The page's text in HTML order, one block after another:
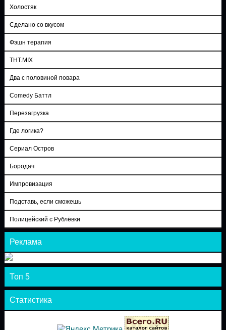
Холостяк
Сделано со вкусом
Фэшн терапия
ТНТ.MIX
Два с половиной повара
Comedy Баттл
Перезагрузка
Где логика?
Сериал Остров
Бородач
Импровизация
Подставь, если сможешь
Полицейский с Рублёвки
Реклама
Топ 5
Статистика